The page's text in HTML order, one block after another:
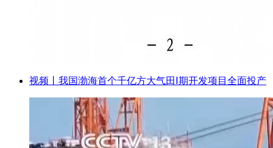
视频丨我国渤海首个千亿方大气田Ⅰ期开发项目全面投产